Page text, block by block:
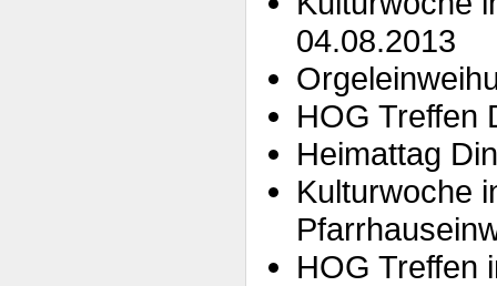
04.08.2013
HOG Treffen
Heimattag
Kulturwoche
HOG Treffen